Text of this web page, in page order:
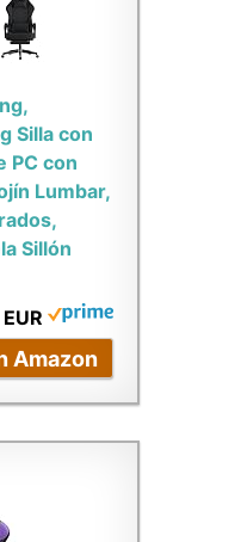
Silla con
PC con
Lumbar,
Sillón
Amazon